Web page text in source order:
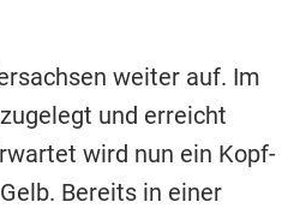
weiter auf. Im
und erreicht
wird nun ein Kopf-
Bereits in einer